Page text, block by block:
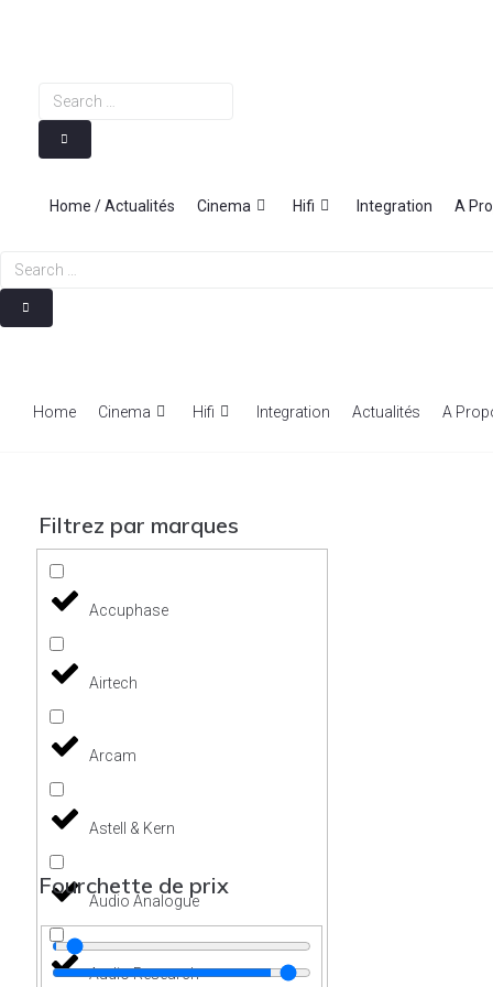
Search
…
Home / Actualités Cinema Hifi Integration A
Search
…
Home Cinema Hifi Integration Actualités A
Filtrez par marques
Accuphase
Airtech
Arcam
Astell & Kern
Audio Analogue
Audio Research
Fourchette de prix